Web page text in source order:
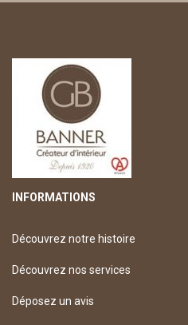
INFORMATIONS
Découvrez notre histoire
Découvrez nos services
Déposez un avis